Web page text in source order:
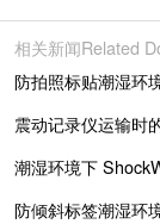
相关新闻Related
防拍照标贴潮湿环
震动记录仪运输时
潮湿环境下
防倾斜标签潮湿环